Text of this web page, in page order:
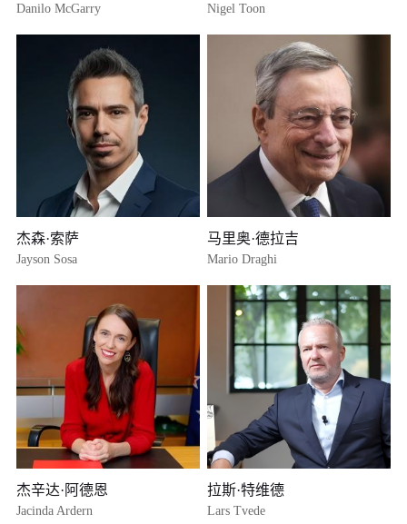
Danilo McGarry Nigel Toon
杰森·索萨
Jayson Sosa
马里奥·德拉吉
Mario Draghi
杰辛达·阿德恩
Jacinda Ardern
拉斯·特维德
Lars Tvede